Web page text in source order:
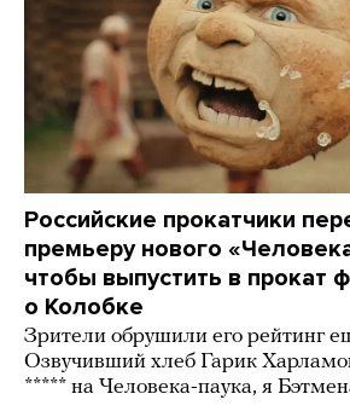
Российские прокатчики
премьеру нового
чтобы выпустить в прокат
о Колобке
Зрители обрушили его рейтинг
Озвучивший хлеб Гарик
***** на Человека-паука, я